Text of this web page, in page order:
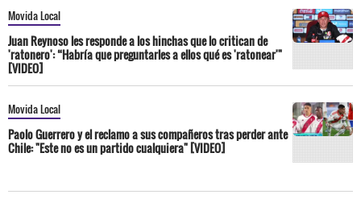
Movida Local
Juan Reynoso les responde a los hinchas que lo critican de
'ratonero': “Habría que preguntarles a ellos qué es 'ratonear'"
[VIDEO]
Movida Local
Paolo Guerrero y el reclamo a sus compañeros tras perder ante
Chile: "Este no es un partido cualquiera" [VIDEO]